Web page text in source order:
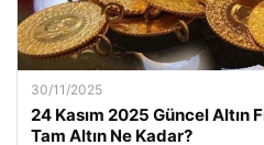
30/11/2025
24 Kasım 2025 Güncel Altın
Tam Altın Ne Kadar?